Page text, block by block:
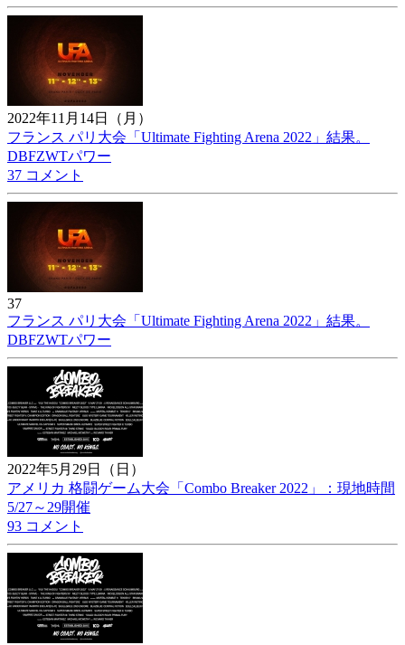
2022年11月14日（月）
フランス パリ大会「Ultimate Fighting Arena 2022」結果。
DBFZWTパワー
37 コメント
37
フランス パリ大会「Ultimate Fighting Arena 2022」結果。
DBFZWTパワー
2022年5月29日（日）
アメリカ 格闘ゲーム大会「Combo Breaker 2022」：現地時間
5/27～29開催
93 コメント